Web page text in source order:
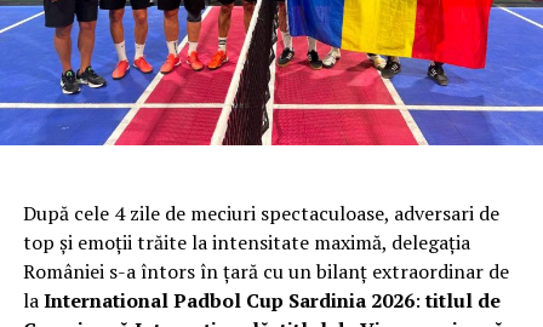
Casca de tip full face iti ofera protectie maxima pentru
fata si pometii tai dar si pentru barbie pentru ca spuma
vine peste acestea. Mai gasesti si gasi jaw-saver care au o
bara din spuma care vine peste barbie.
Creste-ti nivelul de protectie si devino un luptator de
top cugama de proteze de box Knockoutdar si de la
branduri straine precum Venum si Shock Doctor.
După cele 4 zile de meciuri spectaculoase, adversari de
top și emoții trăite la intensitate maximă, delegația
României s-a întors în țară cu un bilanț extraordinar de
laInternational Padbol Cup Sardinia 2026:titlul de